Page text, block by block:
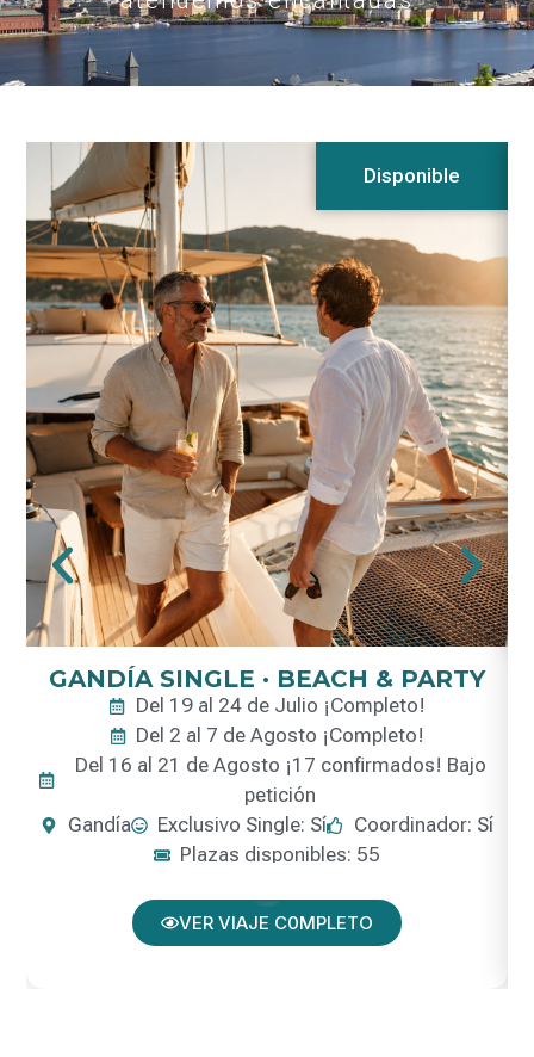
Disponible
GANDÍA SINGLE · BEACH & PARTY
Del 19 al 24 de Julio ¡Completo!
Del 2 al 7 de Agosto ¡Completo!
Del 16 al 21 de Agosto ¡17 confirmados! Bajo
petición
Gandía
Exclusivo Single: Sí
Coordinador: Sí
Plazas disponibles: 55
VER VIAJE C0MPLETO